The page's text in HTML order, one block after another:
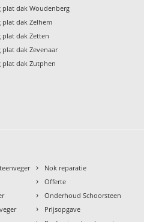
plat dak Woudenberg
plat dak Zelhem
plat dak Zetten
plat dak Zevenaar
plat dak Zutphen
› Nok reparatie
› Offerte
› Onderhoud Schoorsteen
› Prijsopgave